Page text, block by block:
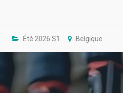
Été 2026 S1 Belgique